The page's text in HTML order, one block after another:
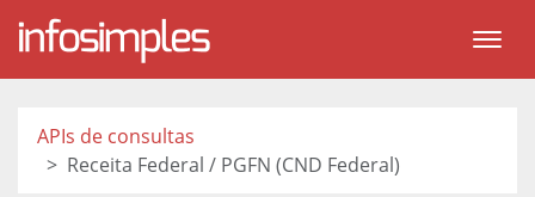
APIs de consultas
Receita Federal / PGFN (CND Federal)